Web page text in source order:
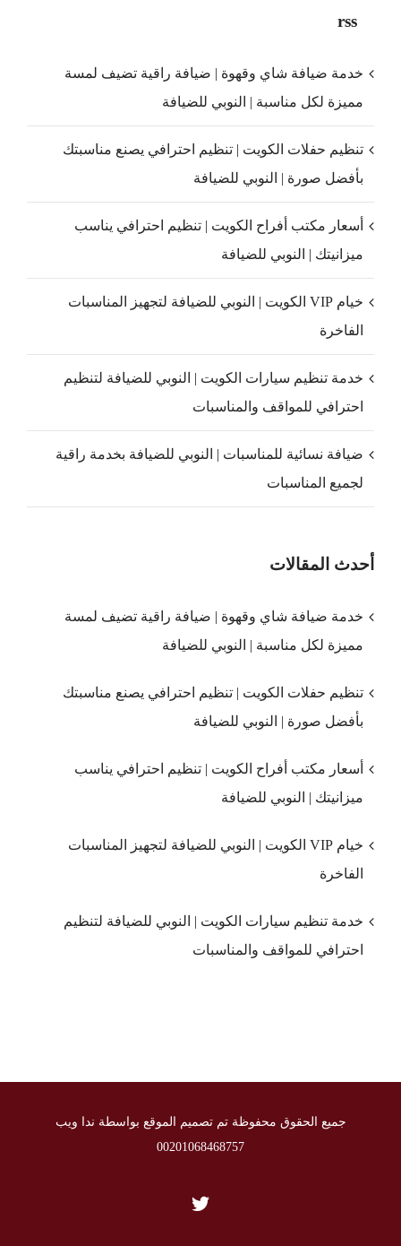
rss
خدمة ضيافة شاي وقهوة | ضيافة راقية تضيف لمسة
مميزة لكل مناسبة | النوبي للضيافة
تنظيم حفلات الكويت | تنظيم احترافي يصنع مناسبتك
بأفضل صورة | النوبي للضيافة
أسعار مكتب أفراح الكويت | تنظيم احترافي يناسب
ميزانيتك | النوبي للضيافة
خيام VIP الكويت | النوبي للضيافة لتجهيز المناسبات
الفاخرة
خدمة تنظيم سيارات الكويت | النوبي للضيافة لتنظيم
احترافي للمواقف والمناسبات
ضيافة نسائية للمناسبات | النوبي للضيافة بخدمة راقية
لجميع المناسبات
أحدث المقالات
خدمة ضيافة شاي وقهوة | ضيافة راقية تضيف لمسة
مميزة لكل مناسبة | النوبي للضيافة
تنظيم حفلات الكويت | تنظيم احترافي يصنع مناسبتك
بأفضل صورة | النوبي للضيافة
أسعار مكتب أفراح الكويت | تنظيم احترافي يناسب
ميزانيتك | النوبي للضيافة
خيام VIP الكويت | النوبي للضيافة لتجهيز المناسبات
الفاخرة
خدمة تنظيم سيارات الكويت | النوبي للضيافة لتنظيم
احترافي للمواقف والمناسبات
جميع الحقوق محفوظة تم تصميم الموقع بواسطة ندا ويب
00201068468757